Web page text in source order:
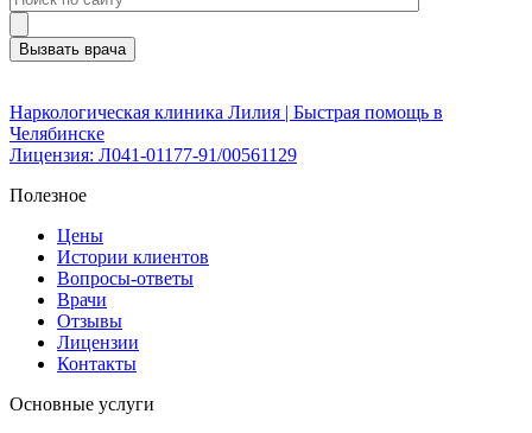
Вызвать врача
Наркологическая клиника Лилия | Быстрая помощь в
Челябинске
Лицензия: Л041-01177-91/00561129
Полезное
Цены
Истории клиентов
Вопросы-ответы
Врачи
Отзывы
Лицензии
Контакты
Основные услуги